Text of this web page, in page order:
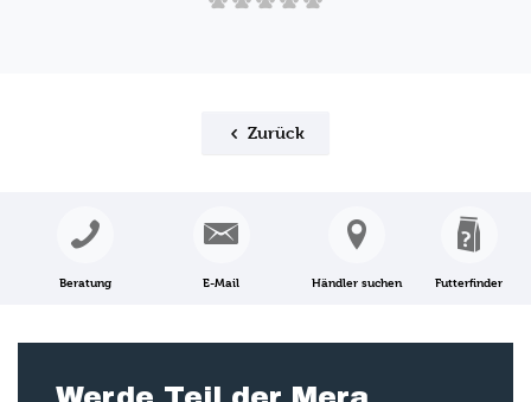
Zurück
Beratung E-Mail Händler suchen Futterfinder